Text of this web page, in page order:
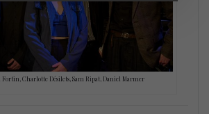
Fortin, Charlotte Désilets, Sam Ripat, Daniel Marmer